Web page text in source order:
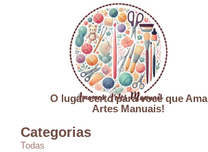
O lugar certo para você que Ama
Artes Manuais!
Categorias
Todas